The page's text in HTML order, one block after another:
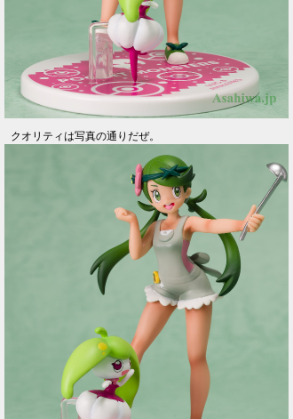
クオリティは写真の通りだぜ。